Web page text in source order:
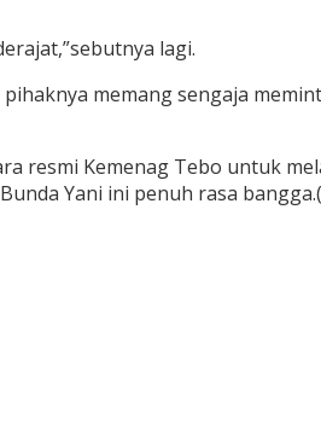
lagi.
memang sengaja
resmi Kemenag Tebo untuk
Yani ini penuh rasa